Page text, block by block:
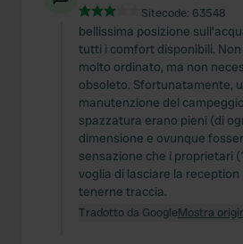
of their services.
Sitecode: 63548
bellissima posizione
tutti i comfort disponibili.
molto ordinato, ma non
obsoleto. Sfortunatamente,
manutenzione del
spazzatura erano pieni (di
dimensione e ovunque
sensazione che i proprietari
voglia di lasciare la
tenerne traccia.
Tradotto da GoogleMostra